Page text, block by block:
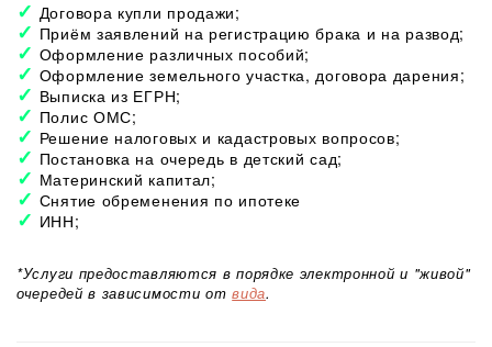
Договора купли продажи;
Приём заявлений на регистрацию брака и на развод;
Оформление различных пособий;
Оформление земельного участка, договора дарения;
Выписка из ЕГРН;
Полис ОМС;
Решение налоговых и кадастровых вопросов;
Постановка на очередь в детский сад;
Материнский капитал;
Снятие обременения по ипотеке
ИНН;
*Услуги предоставляются в порядке электронной и "живой"
очередей в зависимости отвида.